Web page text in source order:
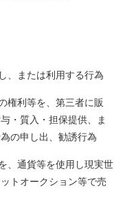
、または利用する行為
権利等を、第三者に販
・質入・担保提供、ま
の申し出、勧誘行為
、通貨等を使用し現実世
トオークション等で売